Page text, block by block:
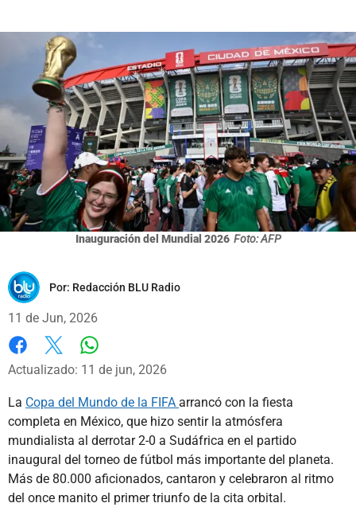
Inauguración del Mundial 2026 Foto: AFP
Por: Redacción BLU Radio
11 de Jun, 2026
Facebook
X Whatsapp
Actualizado: 11 de jun, 2026
La Copa del Mundo de la FIFA arrancó con la fiesta
completa en México, que hizo sentir la atmósfera
mundialista al derrotar 2-0 a Sudáfrica en el partido
inaugural del torneo de fútbol más importante del planeta.
Más de 80.000 aficionados, cantaron y celebraron al ritmo
del once manito el primer triunfo de la cita orbital.